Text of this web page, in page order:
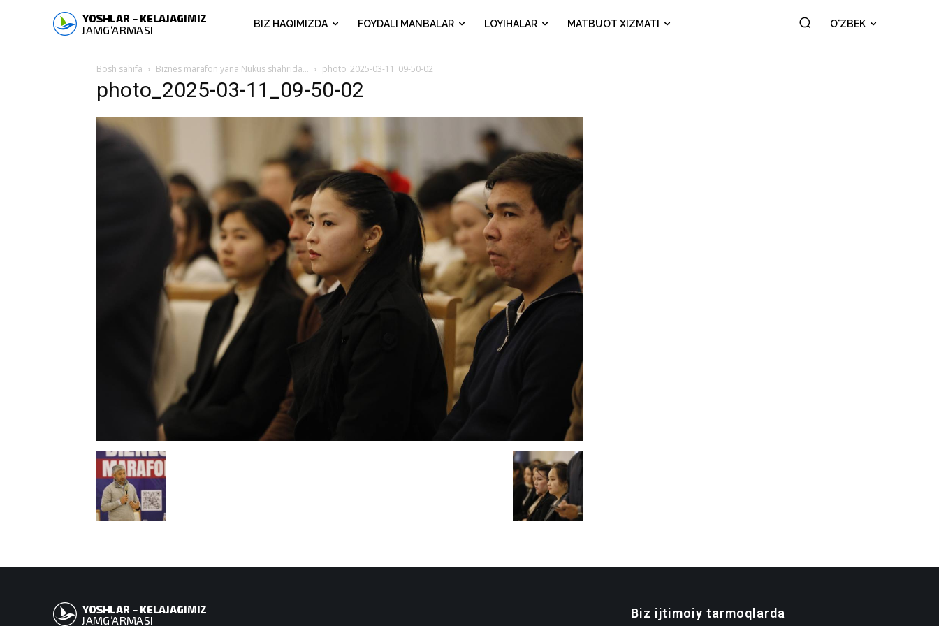
BIZ HAQIMIZDA FOYDALI MANBALAR LOYIHALAR MATBUOT XIZMATI OʻZBEK
Bosh sahifa Biznes marafon yana Nukus shahrida… photo_2025-03-11_09-50-02
photo_2025-03-11_09-50-02
Biz ijtimoiy tarmoqlarda